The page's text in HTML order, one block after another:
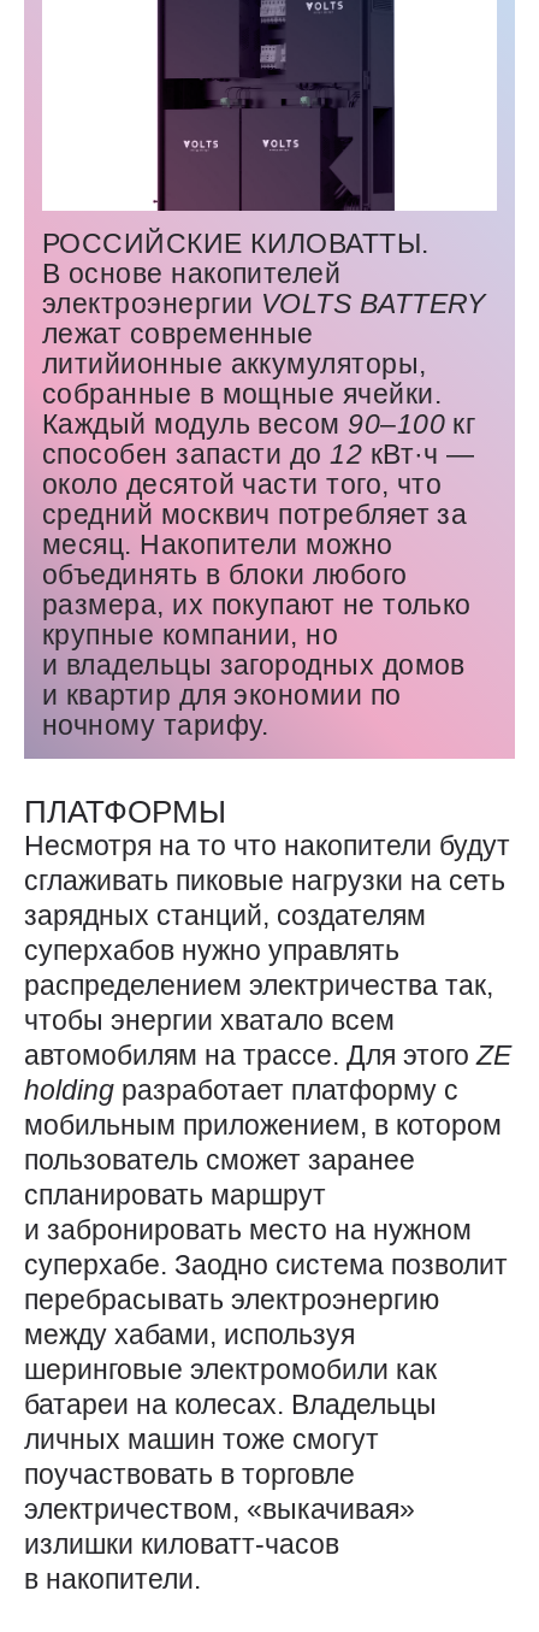
РОССИЙСКИЕ КИЛОВАТТЫ.
В основе накопителей
электроэнергии VOLTS BATTERY
лежат современные
литийионные аккумуляторы,
собранные в мощные ячейки.
Каждый модуль весом 90–100 кг
способен запасти до 12 кВт·ч — ​
около десятой части того, что
средний москвич потребляет за
месяц. Накопители можно
объединять в блоки любого
размера, их покупают не только
крупные компании, но
и владельцы загородных домов
и квартир для экономии по
ночному тарифу.
ПЛАТФОРМЫ
Несмотря на то что накопители будут
сглаживать пиковые нагрузки на сеть
зарядных станций, создателям
суперхабов нужно управлять
распределением электричества так,
чтобы энергии хватало всем
автомобилям на трассе. Для этогоZE
holding разработает платформу с
мобильным приложением, в котором
пользователь сможет заранее
спланировать маршрут
и забронировать место на нужном
суперхабе. Заодно система позволит
перебрасывать электроэнергию
между хабами, используя
шеринговые электромобили как
батареи на колесах. Владельцы
личных машин тоже смогут
поучаствовать в торговле
электричеством, «выкачивая»
излишки киловатт-часов
в накопители.